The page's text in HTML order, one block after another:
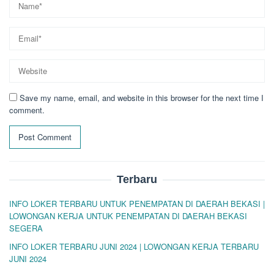
Save my name, email, and website in this browser for the next time I
comment.
Terbaru
INFO LOKER TERBARU UNTUK PENEMPATAN DI DAERAH BEKASI |
LOWONGAN KERJA UNTUK PENEMPATAN DI DAERAH BEKASI
SEGERA
INFO LOKER TERBARU JUNI 2024 | LOWONGAN KERJA TERBARU
JUNI 2024